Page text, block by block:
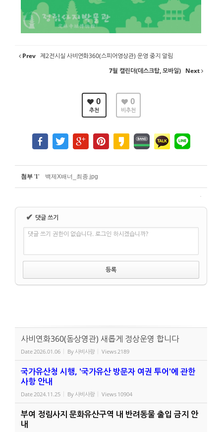
Prev 제2전시실 사비연화360(스피어영상관) 운영 중지 알림
7월 캘린더(데스크탑, 모바일) Next
0
추천
0
비추천
첨부 '1' 백제X배너_최종.jpg
✔ 댓글 쓰기
댓글 쓰기 권한이 없습니다. 로그인 하시겠습니까?
사비연화360(돔상영관) 새롭게 정상운영 합니다
Date 2026.01.06 By사비사랑 Views 2189
국가유산청 시행, '국가유산 방문자 여권 투어'에 관한
사항 안내
Date 2024.11.25 By사비사랑 Views 10904
부여 정림사지 문화유산구역 내 반려동물 출입 금지 안
내